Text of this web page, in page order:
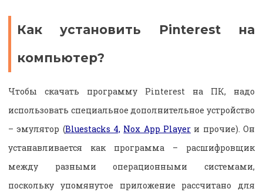
Как установить Pinterestна
компьютер?
Чтобы скачать программу Pinterest на ПК, надо
использовать специальное дополнительное устройство
– эмулятор (Bluestacks 4, Nox App Player и прочие). Он
устанавливается как программа – расшифровщик
между разными операционными системами,
поскольку упомянутое приложение рассчитано для